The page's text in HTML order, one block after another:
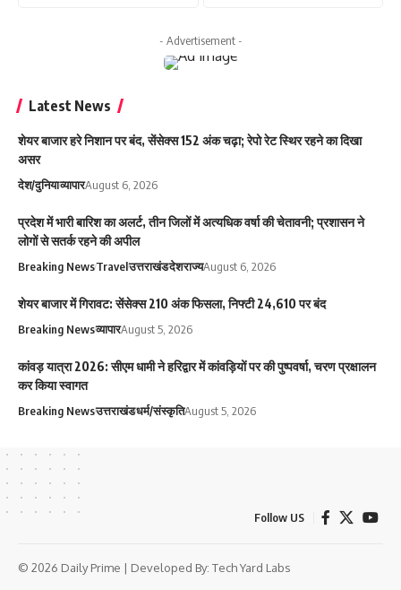
- Advertisement -
Latest News
शेयर बाजार हरे निशान पर बंद, सेंसेक्स 152 अंक चढ़ा; रेपो रेट स्थिर रहने का दिखा
असर
देश/दुनियाव्यापारAugust 6, 2026
प्रदेश में भारी बारिश का अलर्ट, तीन जिलों में अत्यधिक वर्षा की चेतावनी; प्रशासन ने
लोगों से सतर्क रहने की अपील
Breaking NewsTravelउत्तराखंडदेशराज्यAugust 6, 2026
शेयर बाजार में गिरावट: सेंसेक्स 210 अंक फिसला, निफ्टी 24,610 पर बंद
Breaking Newsव्यापारAugust 5, 2026
कांवड़ यात्रा 2026: सीएम धामी ने हरिद्वार में कांवड़ियों पर की पुष्पवर्षा, चरण प्रक्षालन
कर किया स्वागत
Breaking Newsउत्तराखंडधर्म/संस्कृतिAugust 5, 2026
Follow US
© 2026 Daily Prime | Developed By: Tech Yard Labs